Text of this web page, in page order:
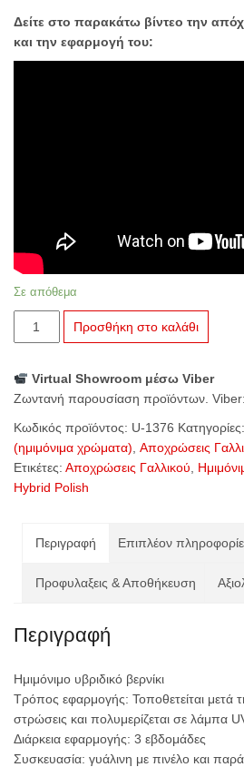
Δείτε στο παρακάτω βίντεο την
και την εφαρμογή του:
Σε απόθεμα
1376
Cover
ποσότητα
Προσθήκη στο καλάθι
Virtual Showroom μέσω Viber
Ζωντανή παρουσίαση προϊόντων. Viber:
Κωδικός προϊόντος: U-1376 Κατηγορίες:
(ημιμόνιμα χρώματα) Αποχρώσεις
Ετικέτες: Αποχρώσεις Γαλλικού
Hybrid Polish
Περιγραφή Επιπλέον
Προφυλαξεις & Αποθήκευση
Περιγραφή
Ημιμόνιμο υβριδικό βερνίκι
Τρόπος εφαρμογής: Τοποθετείται μετά
στρώσεις και πολυμερίζεται σε λάμπα
Διάρκεια εφαρμογής: 3 εβδομάδες
Συσκευασία: γυάλινη με πινέλο και